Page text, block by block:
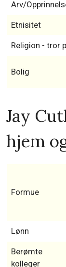
Arv/
Etnisitet
Religion - tror
Bolig
Jay
hjem
Formue
Lønn
Berømte
kolleger